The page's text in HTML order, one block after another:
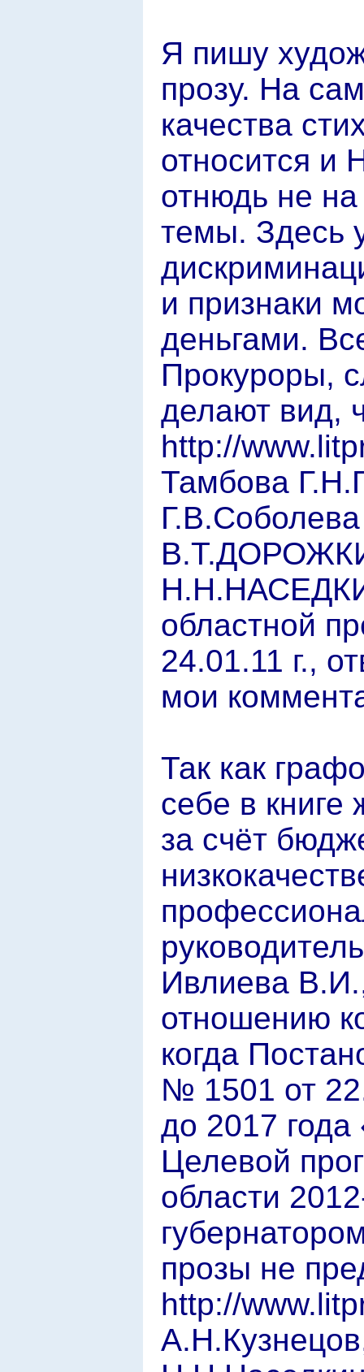
Я пишу
прозу. На
качества
относится и
отнюдь не
темы. Здесь
и признаки
деньгами.
Прокуроры,
делают вид,
http://
Тамбова
областной
24.01.11 г.,
мои
Так как
себе в
за счёт
Ивлиева
отношению
когда
№ 1501 от
до 2017
Целевой
области
прозы не
http://